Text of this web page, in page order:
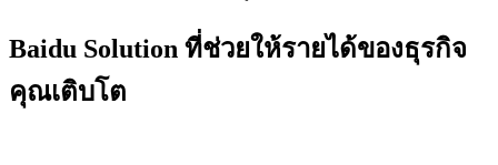
Baidu Solution ที่ช่วยให้รายได้ของธุรกิจ
คุณเติบโต